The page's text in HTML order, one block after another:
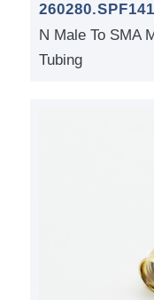
N Male To SMA
Tubing